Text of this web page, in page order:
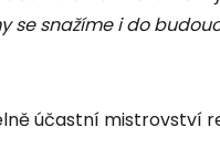
se snažíme i do
účastní mistrovství